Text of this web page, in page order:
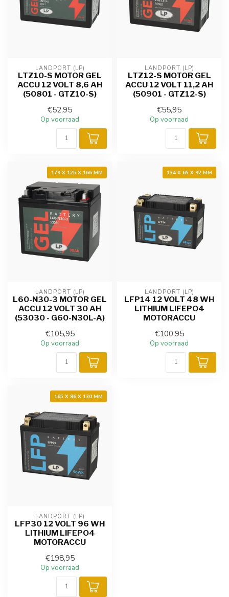
LANDPORT (LP)
LTZ10-S MOTOR GEL
ACCU 12 VOLT 8,6 AH
(50801 - GTZ10-S)
€52,95
Op voorraad
LANDPORT (LP)
LTZ12-S MOTOR GEL
ACCU 12 VOLT 11,2 AH
(50901 - GTZ12-S)
€55,95
Op voorraad
179 X 125 X 166 MM
LANDPORT (LP)
L60-N30-3 MOTOR GEL
ACCU 12 VOLT 30 AH
(53030 - G60-N30L-A)
€105,95
Op voorraad
134 X 65 X 92 MM
LANDPORT (LP)
LFP14 12 VOLT 48 WH
LITHIUM LIFEPO4
MOTORACCU
€100,95
Op voorraad
165 X 86 X 130 MM
LANDPORT (LP)
LFP30 12 VOLT 96 WH
LITHIUM LIFEPO4
MOTORACCU
€198,95
Op voorraad